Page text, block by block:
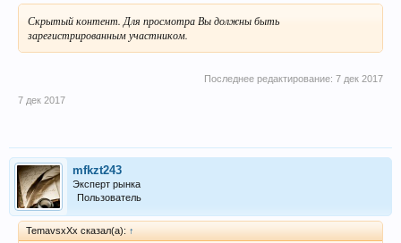
Скрытый контент. Для просмотра Вы должны быть
зарегистрированным участником.
Последнее редактирование: 7 дек 2017
7 дек 2017
mfkzt243
Эксперт рынка
Пользователь
TemavsxXx сказал(а): ↑